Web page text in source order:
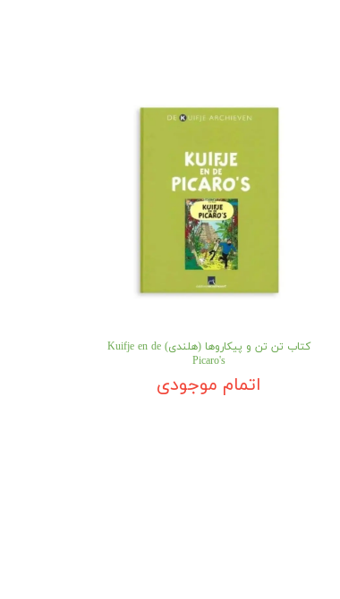
کتاب تن تن و پیکاروها (هلندی) Kuifje en de
Picaro's
اتمام موجودی